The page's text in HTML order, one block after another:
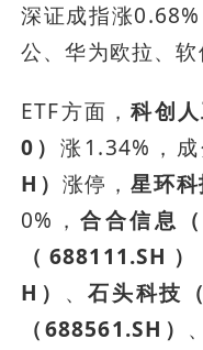
深证成指涨
公、华为欧拉、软
ETF方面，科创
0）涨1.34%，
H） 涨停，星环
0%，合合信息
（688111.SH）
H） 、石头科技
（688561.SH）